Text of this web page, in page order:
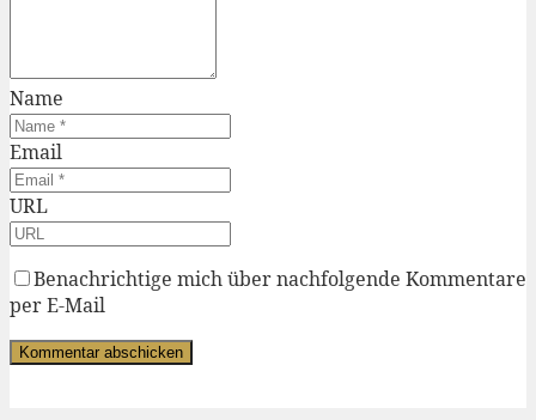
Name
Email
URL
Benachrichtige mich über nachfolgende Kommentare
per E-Mail